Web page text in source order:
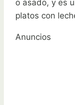
o asado, y es
platos con
Anuncios